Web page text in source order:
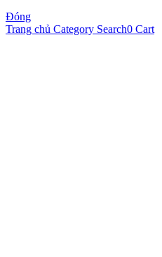
Đóng
Trang chủ Category Search0 Cart